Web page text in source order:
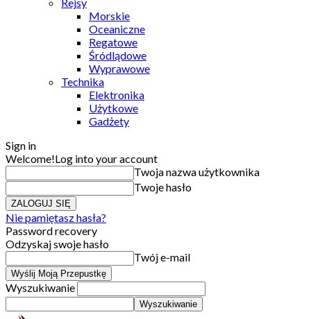
Morskie
Oceaniczne
Regatowe
Śródlądowe
Wyprawowe
Technika
Elektronika
Użytkowe
Gadżety
Sign in
Welcome!Log into your account
Twoja nazwa użytkownika
Twoje hasło
Nie pamiętasz hasła?
Password recovery
Odzyskaj swoje hasło
Twój e-mail
Wyszukiwanie